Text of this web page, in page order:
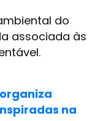
do
associada às
na